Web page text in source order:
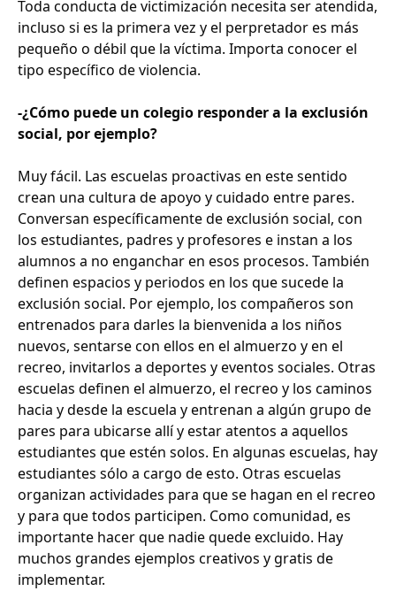
Toda conducta de victimización necesita ser atendida,
incluso si es la primera vez y el perpretador es más
pequeño o débil que la víctima. Importa conocer el
tipo específico de violencia.
-¿Cómo puede un colegio responder a la exclusión
social, por ejemplo?
Muy fácil. Las escuelas proactivas en este sentido
crean una cultura de apoyo y cuidado entre pares.
Conversan específicamente de exclusión social, con
los estudiantes, padres y profesores e instan a los
alumnos a no enganchar en esos procesos. También
definen espacios y periodos en los que sucede la
exclusión social. Por ejemplo, los compañeros son
entrenados para darles la bienvenida a los niños
nuevos, sentarse con ellos en el almuerzo y en el
recreo, invitarlos a deportes y eventos sociales. Otras
escuelas definen el almuerzo, el recreo y los caminos
hacia y desde la escuela y entrenan a algún grupo de
pares para ubicarse allí y estar atentos a aquellos
estudiantes que estén solos. En algunas escuelas, hay
estudiantes sólo a cargo de esto. Otras escuelas
organizan actividades para que se hagan en el recreo
y para que todos participen. Como comunidad, es
importante hacer que nadie quede excluido. Hay
muchos grandes ejemplos creativos y gratis de
implementar.